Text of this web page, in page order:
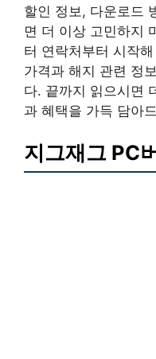
할인 정보, 다운로드
면 더 이상 고민하지
터 연락처부터 시작
가격과 해지 관련 정
다. 끝까지 읽으시면
과 혜택을 가득 담아
지그재그 PC